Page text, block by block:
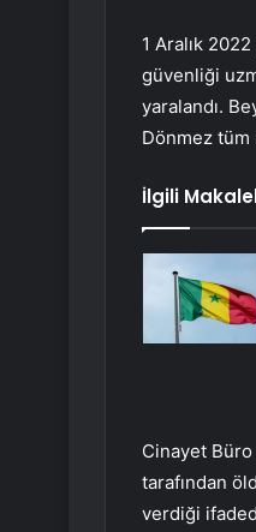
1 Aralık
güvenliği
yaralandı.
Dönmez tüm
İlgili
Cinayet Büro
tarafından
verdiği